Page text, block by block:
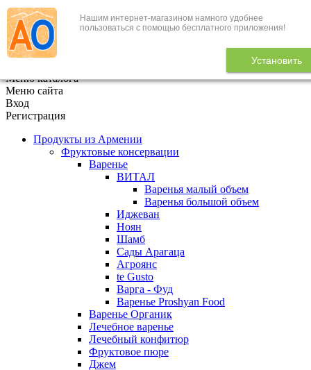
Нашим интернет-магазином намного удобнее
пользоваться с помощью бесплатного приложения!
Установить
+7 (495) 646-888-1
В корзине 0
Меню каталога
Меню сайта
Вход
Регистрация
Продукты из Армении
Фруктовые консервации
Варенье
ВИТАЛ
Варенья малый объем
Варенья большой объем
Иджеван
Ноян
Шамб
Сады Арагаца
Агроянс
te Gusto
Варга - Фуд
Варенье Proshyan Food
Варенье Органик
Лечебное варенье
Лечебный конфитюр
Фруктовое пюре
Джем